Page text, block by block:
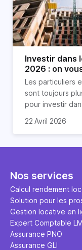
Investir dans
2026 : on
tout !
Les particuliers
sont toujours
pour investir
nombreux
expliquons tout
22 Avril 2026
Nos services
Calcul rendement
Solution pour les
Gestion locative en
Expert Comptable
Assurance PNO
Assurance GLI